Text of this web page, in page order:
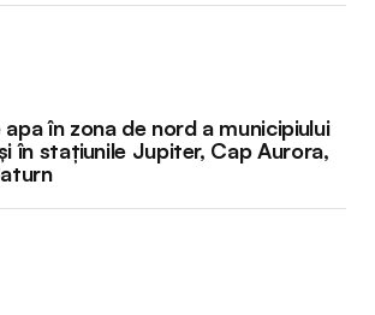
apa în zona de nord a municipiului
în stațiunile Jupiter, Cap Aurora,